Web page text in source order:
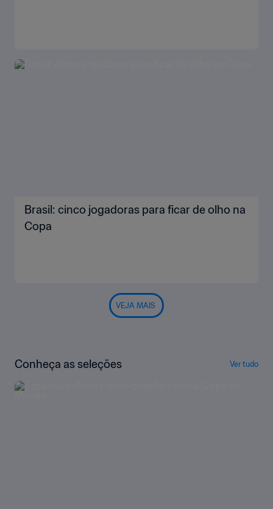
Brasil: cinco jogadoras para ficar de olho na
Copa
VEJA MAIS
Conheça as seleções Ver tudo